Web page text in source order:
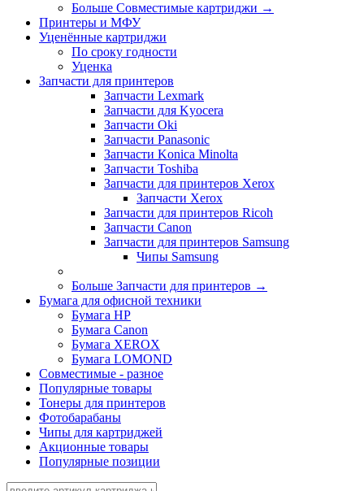
Больше Совместимые картриджи →
Принтеры и МФУ
Уценённые картриджи
По сроку годности
Уценка
Запчасти для принтеров
Запчасти Lexmark
Запчасти для Kyocera
Запчасти Oki
Запчасти Panasonic
Запчасти Koniсa Minolta
Запчасти Toshiba
Запчасти для принтеров Xerox
Запчасти Xerox
Запчасти для принтеров Ricoh
Запчасти Canon
Запчасти для принтеров Samsung
Чипы Samsung
Больше Запчасти для принтеров →
Бумага для офисной техники
Бумага HP
Бумага Canon
Бумага XEROX
Бумага LOMOND
Совместимые - разное
Популярные товары
Тонеры для принтеров
Фотобарабаны
Чипы для картриджей
Акционные товары
Популярные позиции